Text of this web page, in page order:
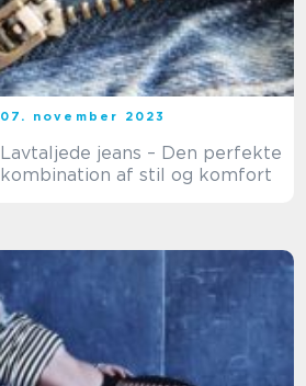
07. november 2023
Lavtaljede jeans – Den perfekte
kombination af stil og komfort